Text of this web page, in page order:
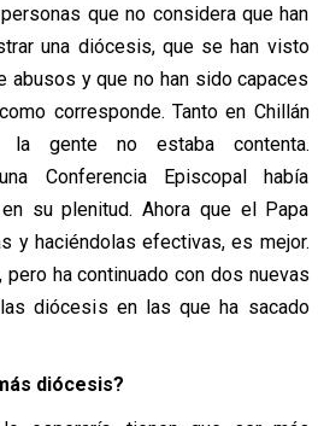
que no considera que han
una diócesis, que se han visto
abusos y que no han sido capaces
corresponde. Tanto en Chillán
gente no estaba contenta.
Conferencia Episcopal había
su plenitud. Ahora que el Papa
y haciéndolas efectivas, es mejor.
pero ha continuado con dos nuevas
diócesis en las que ha sacado
diócesis?